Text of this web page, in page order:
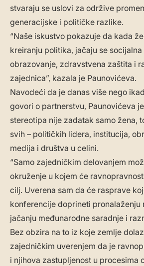
stvaraju se uslovi za održive
generacijske i političke razlike.
“Naše iskustvo pokazuje da kada
kreiranju politika, jačaju se socijalna
obrazovanje, zdravstvena zaštita i
zajednica”, kazala je Paunovićeva.
Navodeći da je danas više nego
govori o partnerstvu, Paunovićeva
stereotipa nije zadatak samo žena,
svih – političkih lidera, institucija,
medija i društva u celini.
“Samo zajedničkim delovanjem
okruženje u kojem će
cilj. ​Uverena sam da će rasprave
konferencije doprineti pronalaženju
jačanju međunarodne saradnje i
Bez obzira na to iz koje zemlje
zajedničkim uverenjem da je
i njihova zastupljenost u procesima